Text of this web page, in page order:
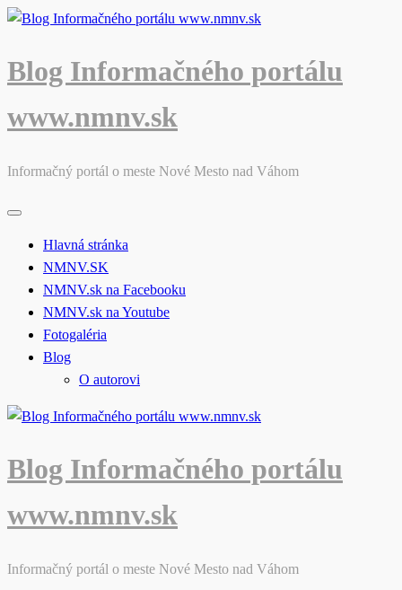
Skip
content
Blog Informačného portálu
www.nmnv.sk
Informačný portál o meste Nové Mesto nad Váhom
Hlavná stránka
NMNV.SK
NMNV.sk na Facebooku
NMNV.sk na Youtube
Fotogaléria
Blog
O autorovi
Blog Informačného portálu
www.nmnv.sk
Informačný portál o meste Nové Mesto nad Váhom